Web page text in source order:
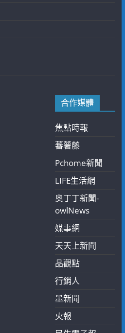
合作媒體
焦點時報
蕃薯藤
Pchome新聞
LIFE生活網
奧丁丁新聞-
owlNews
媒事網
天天上新聞
品觀點
行銷人
墨新聞
火報